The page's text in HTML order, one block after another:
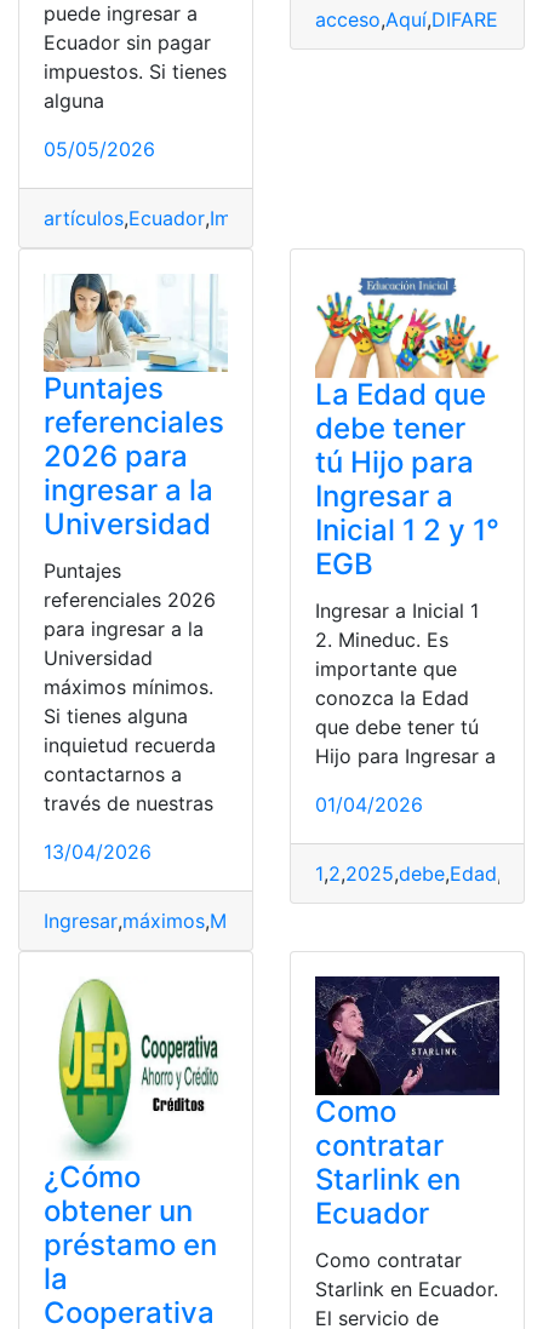
puede ingresar a
Ecuador sin pagar
impuestos. Si tienes
alguna
05/05/2026
artículos,Ecuador,Impuestos
acceso,Aquí,DIFARE
Puntajes
referenciales
2026 para
ingresar a la
Universidad
Puntajes
referenciales 2026
para ingresar a la
Universidad
máximos mínimos.
Si tienes alguna
inquietud recuerda
contactarnos a
través de nuestras
13/04/2026
Ingresar,máximos,Mínimos
La Edad que
debe tener
tú Hijo para
Ingresar a
Inicial 1 2 y 1°
EGB
Ingresar a Inicial 1
2. Mineduc. Es
importante que
conozca la Edad
que debe tener tú
Hijo para Ingresar a
01/04/2026
1,2,2025,debe,Edad,
¿Cómo
obtener un
préstamo en
la
Cooperativa
Como
contratar
Starlink en
Ecuador
Como contratar
Starlink en Ecuador.
El servicio de